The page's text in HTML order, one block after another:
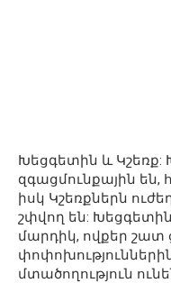
Խեցգետին և
զգացմունքային են,
իսկ Կշեռքներն
շփվող են:
մարդիկ, ովքեր
մտածողություն